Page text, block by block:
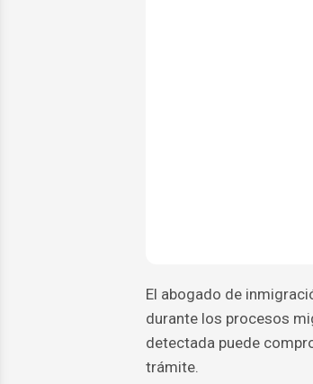
El abogado de
durante los procesos
detectada puede
trámite.